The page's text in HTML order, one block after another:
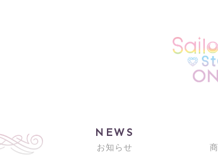
NEWS
お知らせ